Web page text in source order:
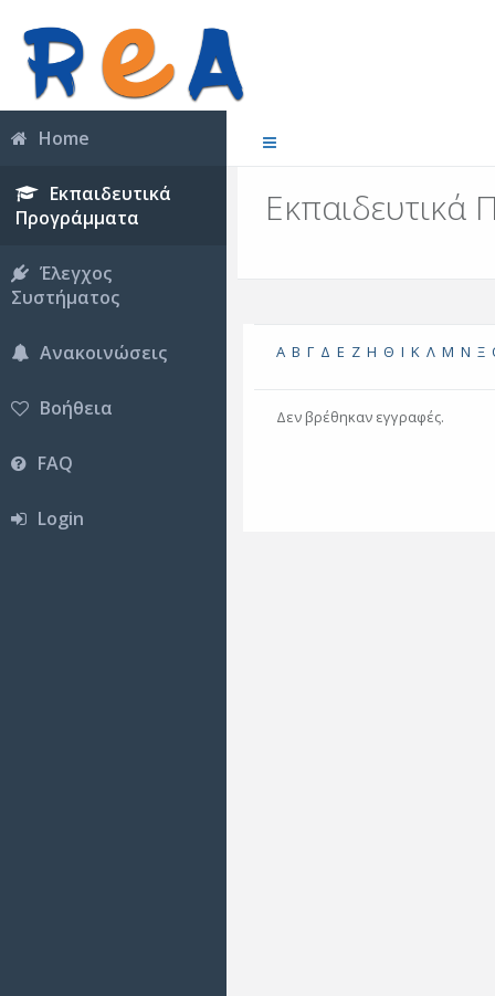
Home
Εκπαιδευτικά
Προγράμματα
Έλεγχος
Συστήματος
Ανακοινώσεις
Βοήθεια
FAQ
Login
Α Β Γ Δ Ε Ζ Η Θ Ι Κ Λ Μ Ν Ξ
Δεν βρέθηκαν εγγραφές.